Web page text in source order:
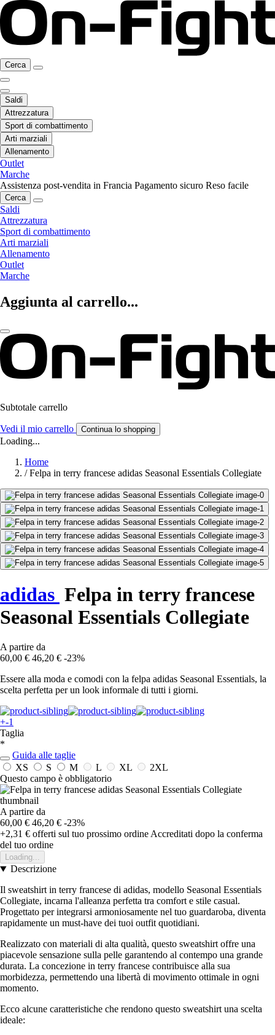
Cerca
Saldi
Attrezzatura
Sport di combattimento
Arti marziali
Allenamento
Outlet
Marche
Assistenza post-vendita in Francia Pagamento sicuro Reso facile
Cerca
Saldi
Attrezzatura
Sport di combattimento
Arti marziali
Allenamento
Outlet
Marche
Aggiunta al carrello...
Subtotale carrello
Vedi il mio carrello Continua lo shopping
Loading...
Home
/ Felpa in terry francese adidas Seasonal Essentials Collegiate
adidas Felpa in terry francese
Seasonal Essentials Collegiate
A partire da
60,00 € 46,20 € -23%
Essere alla moda e comodi con la felpa adidas Seasonal Essentials, la
scelta perfetta per un look informale di tutti i giorni.
+-1
Taglia
*
Guida alle taglie
XS
S M L XL
2XL
Questo campo è obbligatorio
A partire da
60,00 € 46,20 € -23%
+2,31 € offerti sul tuo prossimo ordine Accreditati dopo la conferma
del tuo ordine
Loading...
Descrizione
Il sweatshirt in terry francese di adidas, modello Seasonal Essentials
Collegiate, incarna l'alleanza perfetta tra comfort e stile casual.
Progettato per integrarsi armoniosamente nel tuo guardaroba, diventa
rapidamente un must-have dei tuoi outfit quotidiani.
Realizzato con materiali di alta qualità, questo sweatshirt offre una
piacevole sensazione sulla pelle garantendo al contempo una grande
durata. La concezione in terry francese contribuisce alla sua
morbidezza, permettendo una libertà di movimento ottimale in ogni
momento.
Ecco alcune caratteristiche che rendono questo sweatshirt una scelta
ideale: